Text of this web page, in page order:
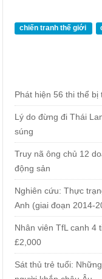
chiến tranh thế giới
Phát hiện 56 thi thể
Lý do đừng đi Thái
súng
Truy nã ông chủ 12
động sản
Nghiên cứu: Thực
Anh (giai đoạn 2014-
Nhân viên TfL canh 4
£2,000
Sát thủ trẻ tuổi: